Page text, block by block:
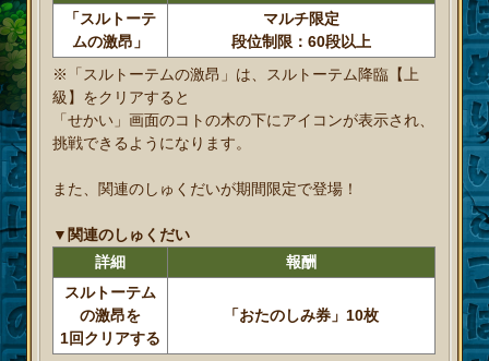
「スルトーテ
ムの激昂」
マルチ限定
段位制限：60段以上
※「スルトーテムの激昂」は、スルトーテム降臨【上
級】をクリアすると
「せかい」画面のコトの木の下にアイコンが表示され、
挑戦できるようになります。
また、関連のしゅくだいが期間限定で登場！
▼関連のしゅくだい
詳細
報酬
スルトーテム
の激昂を
1回クリアする
「おたのしみ券」10枚